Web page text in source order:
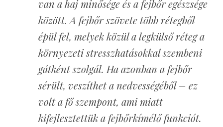
van a haj minősége és a fejbőr egészsége
között. A fejbőr szövete több rétegből
épül fel, melyek közül a legkülső réteg a
környezeti stresszhatásokkal szembeni
gátként szolgál. Ha azonban a fejbőr
sérült, veszíthet a nedvességéből – ez
volt a fő szempont, ami miatt
kifejlesztettük a fejbőrkímélő funkciót.